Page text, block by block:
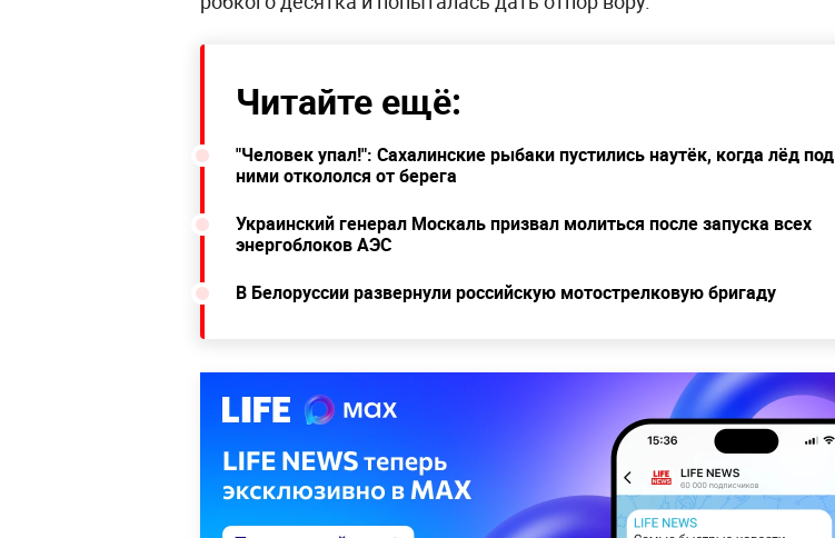
Читайте ещё:
"Человек упал!": Сахалинские рыбаки пустились наутёк, когда лёд под
ними откололся от берега
Украинский генерал Москаль призвал молиться после запуска всех
энергоблоков АЭС
В Белоруссии развернули российскую мотострелковую бригаду